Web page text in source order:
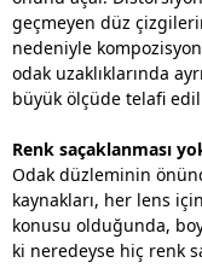
geçmeyen düz
nedeniyle
odak uzaklıklarında
büyük ölçüde telafi
Renk saçaklanması
Odak düzleminin
kaynakları, her lens
konusu olduğunda,
ki neredeyse hiç renk